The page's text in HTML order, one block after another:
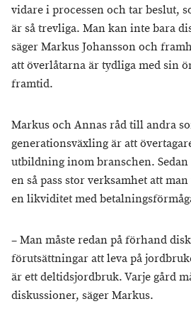
vidare i processen och tar beslut,
är så trevliga. Man kan inte bara
säger Markus Johansson och
att överlåtarna är tydliga med sin
framtid.
Markus och Annas råd till andra
generationsväxling är att
utbildning inom branschen.
en så pass stor verksamhet att
en likviditet med
– Man måste redan på förhand
förutsättningar att leva på
är ett deltidsjordbruk. Varje gård
diskussioner, säger Markus.